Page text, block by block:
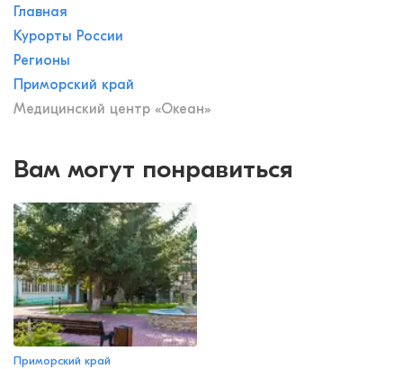
Главная
Курорты России
Регионы
Приморский край
Медицинский центр «Океан»
Вам могут понравиться
Приморский край